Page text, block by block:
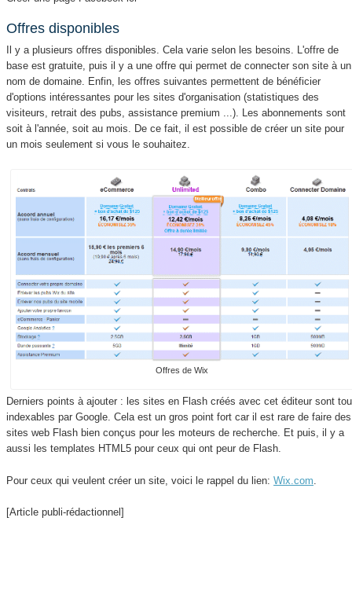
Offres disponibles
Il y a plusieurs offres disponibles. Cela varie selon les besoins. L'offre de
base est gratuite, puis il y a une offre qui permet de connecter son site à un
nom de domaine. Enfin, les offres suivantes permettent de bénéficier
d'options intéressantes pour les sites d'organisation (statistiques des
visiteurs, retrait des pubs, assistance premium ...). Les abonnements sont
soit à l'année, soit au mois. De ce fait, il est possible de créer un site pour
un mois seulement si vous le souhaitez.
Offres de Wix
Derniers points à ajouter : les sites en Flash créés avec cet éditeur sont
indexables par Google. Cela est un gros point fort car il est rare de faire des
sites web Flash bien conçus pour les moteurs de recherche. Et puis, il y a
aussi les templates HTML5 pour ceux qui ont peur de Flash.
Pour ceux qui veulent créer un site, voici le rappel du lien:Wix.com
[Article publi-rédactionnel]